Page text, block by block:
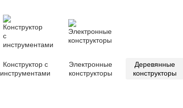
Конструктор с
инструментами
Электронные
конструкторы
Деревянные
конструкторы